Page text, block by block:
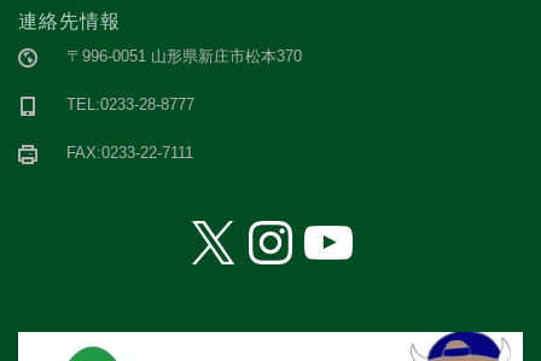
連絡先情報
〒996-0051 山形県新庄市松本370
TEL:0233-28-8777
FAX:0233-22-7111
X Instagram
YouTube